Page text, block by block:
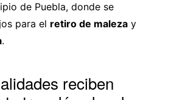
de Puebla, donde se
para el retiro de malezay
.
reciben